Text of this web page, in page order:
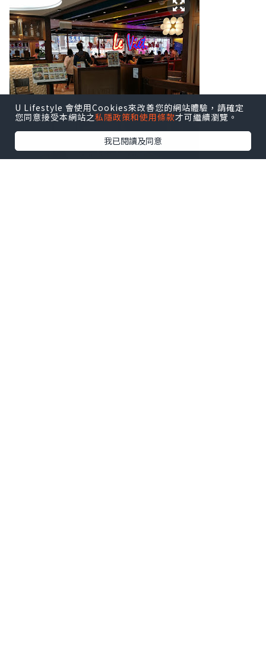
U Lifestyle 會使用Cookies來改善您的網站體驗，請確定
您同意接受本網站之私隱政策和使用條款才可繼續瀏覽。
我已閱讀及同意